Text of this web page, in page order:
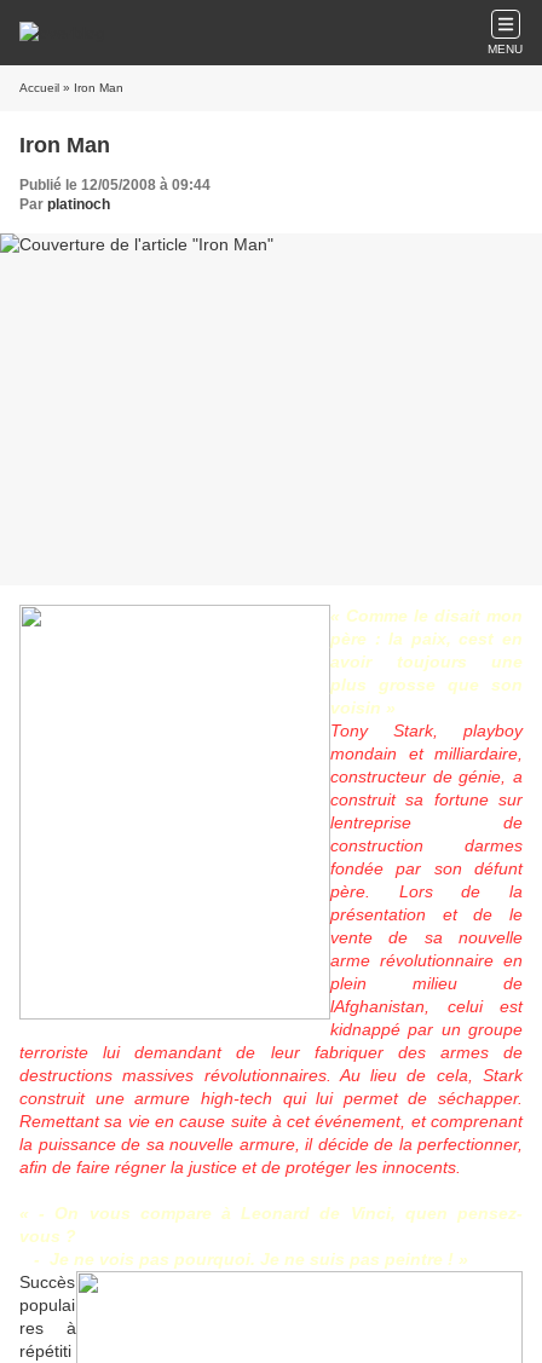
MENU
Accueil » Iron Man
Iron Man
Publié le 12/05/2008 à 09:44
Par platinoch
« Comme le disait mon
père : la paix, cest en
avoir toujours une
plus grosse que son
voisin »
Tony Stark, playboy
mondain et milliardaire,
constructeur de génie, a
construit sa fortune sur
lentreprise de
construction darmes
fondée par son défunt
père. Lors de la
présentation et de le
vente de sa nouvelle
arme révolutionnaire en
plein milieu de
lAfghanistan, celui est
kidnappé par un groupe
terroriste lui demandant de leur fabriquer des armes de
destructions massives révolutionnaires. Au lieu de cela, Stark
construit une armure high-tech qui lui permet de séchapper.
Remettant sa vie en cause suite à cet événement, et comprenant
la puissance de sa nouvelle armure, il décide de la perfectionner,
afin de faire régner la justice et de protéger les innocents.
« - On vous compare à Leonard de Vinci, quen pensez-
vous ?
- Je ne vois pas pourquoi. Je ne suis pas peintre ! »
Succès
populai
res à
répétiti